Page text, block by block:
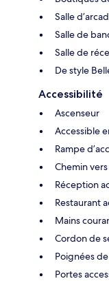
Salle
Salle de
Salle de
De style
Accessibilité
Ascenseur
Accessible
Rampe
Chemin
Réception
Restaurant
Mains
Cordon de
Poignées
Portes